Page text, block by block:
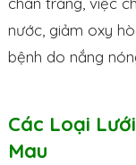
nước, giảm oxy
bệnh do nắng
Các Loại
Mau